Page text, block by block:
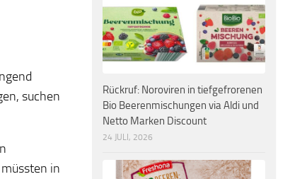
suchen
in
Rückruf: Noroviren in tiefgefrorenen
Bio Beerenmischungen via Aldi und
Netto Marken Discount
24 JULI, 2026